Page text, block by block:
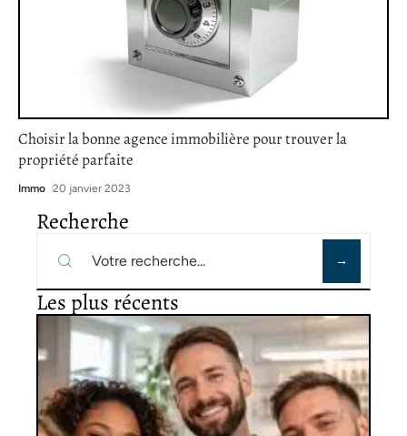
Choisir la bonne agence immobilière pour trouver la
propriété parfaite
Immo 20 janvier 2023
Recherche
Les plus récents